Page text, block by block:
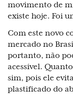
movimento de
existe hoje. Foi
Com este novo
mercado no
portanto, não
acessível.
sim, pois ele
plastificado do